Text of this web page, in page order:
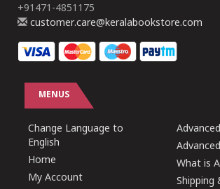
+91471-4851175
customer.care@keralabookstore.com
MENUS
Change Language to
English
Home
My Account
What is
Shipping